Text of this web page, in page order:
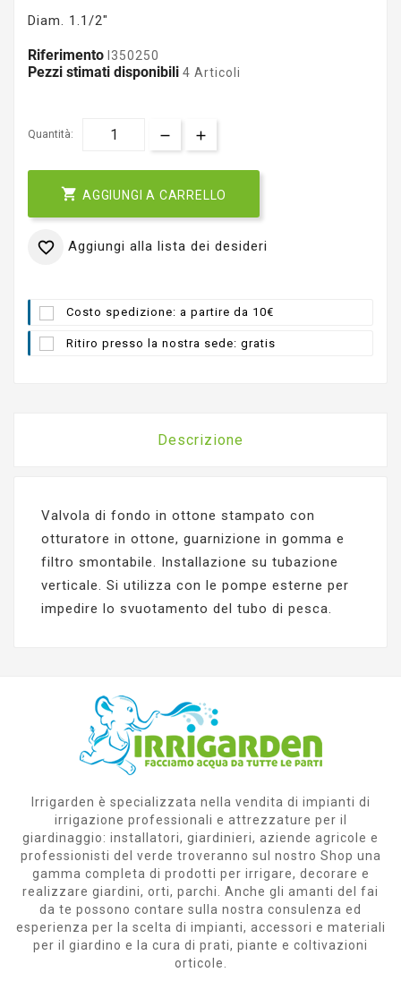
Diam. 1.1/2"
Riferimento I350250
Pezzi stimati disponibili 4 Articoli
Quantità:
 AGGIUNGI A CARRELLO
 Aggiungi alla lista dei desideri
Costo spedizione: a partire da 10€
Ritiro presso la nostra sede: gratis
Descrizione
Valvola di fondo in ottone stampato con
otturatore in ottone, guarnizione in gomma e
filtro smontabile. Installazione su tubazione
verticale. Si utilizza con le pompe esterne per
impedire lo svuotamento del tubo di pesca.
Irrigarden è specializzata nella vendita di impianti di
irrigazione professionali e attrezzature per il
giardinaggio: installatori, giardinieri, aziende agricole e
professionisti del verde troveranno sul nostro Shop una
gamma completa di prodotti per irrigare, decorare e
realizzare giardini, orti, parchi. Anche gli amanti del fai
da te possono contare sulla nostra consulenza ed
esperienza per la scelta di impianti, accessori e materiali
per il giardino e la cura di prati, piante e coltivazioni
orticole.